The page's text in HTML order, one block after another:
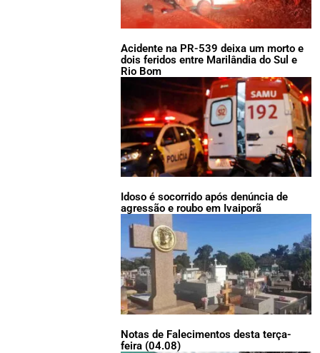
Acidente na PR-539 deixa um morto e
dois feridos entre Marilândia do Sul e
Rio Bom
Idoso é socorrido após denúncia de
agressão e roubo em Ivaiporã
Notas de Falecimentos desta terça-
feira (04.08)